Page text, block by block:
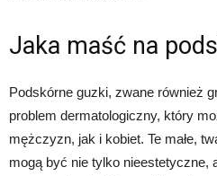
Jaka maść na
Podskórne guzki, zwane również
problem dermatologiczny, który
mężczyzn, jak i kobiet. Te małe,
mogą być nie tylko nieestetyczne,